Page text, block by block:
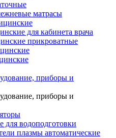
матрасы
для кабинета врача
прикроватные
приборы и
приборы и
для водоподготовки
плазмы автоматические